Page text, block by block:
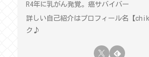
R4年に乳がん発覚。癌サバイバー
詳しい自己紹介はプロフィール名【
ク♪